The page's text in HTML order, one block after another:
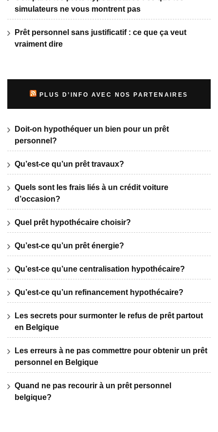
simulateurs ne vous montrent pas
Prêt personnel sans justificatif : ce que ça veut
vraiment dire
PLUS D’INFO AVEC NOS PARTENAIRES
Doit-on hypothéquer un bien pour un prêt
personnel?
Qu’est-ce qu’un prêt travaux?
Quels sont les frais liés à un crédit voiture
d’occasion?
Quel prêt hypothécaire choisir?
Qu’est-ce qu’un prêt énergie?
Qu’est-ce qu’une centralisation hypothécaire?
Qu’est-ce qu’un refinancement hypothécaire?
Les secrets pour surmonter le refus de prêt partout
en Belgique
Les erreurs à ne pas commettre pour obtenir un prêt
personnel en Belgique
Quand ne pas recourir à un prêt personnel
belgique?